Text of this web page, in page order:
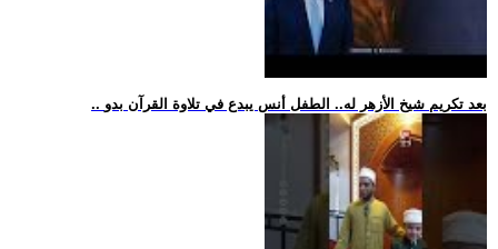
.. بعد تكريم شيخ الأزهر له.. الطفل أنس يبدع في تلاوة القرآن بدو